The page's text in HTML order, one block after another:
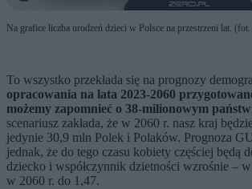
Na grafice liczba urodzeń dzieci w Polsce na przestrzeni lat.
To wszystko przekłada się na prognozy
opracowania na lata 2023-2060
możemy zapomnieć o 38-milionowym
scenariusz zakłada, że w 2060 r. nasz kraj
jedynie 30,9 mln Polek i Polaków. Prognoza
jednak, że do tego czasu kobiety częściej będą
dziecko i współczynnik dzietności wzrośnie –
w 2060 r. do 1,47.